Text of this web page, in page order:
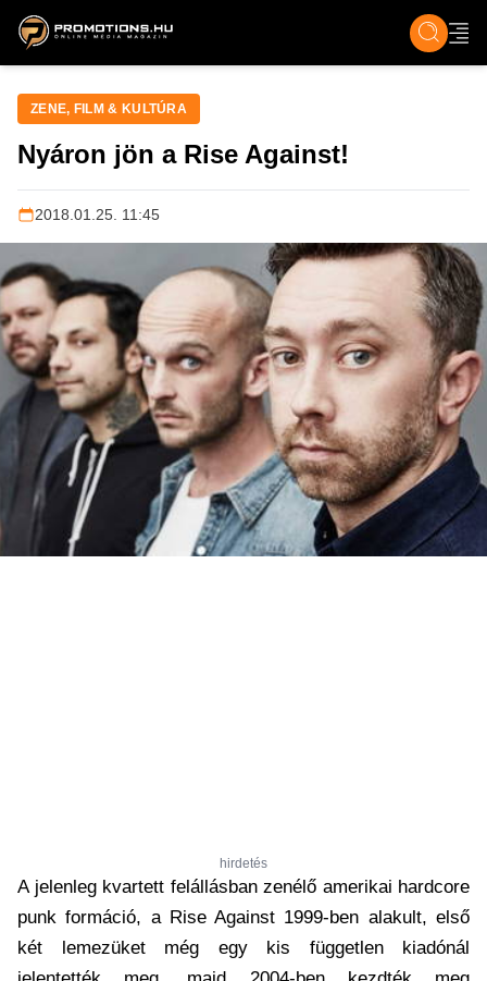
ZENE, FILM & KULT ÉLET TECH &
ZENE, FILM & KULTÚRA
Nyáron jön a Rise Against!
2018.01.25. 11:45
hirdetés
A jelenleg kvartett felállásban zenélő amerikai hardcore
punk formáció, a Rise Against 1999-ben alakult, első
két lemezüket még egy kis független kiadónál